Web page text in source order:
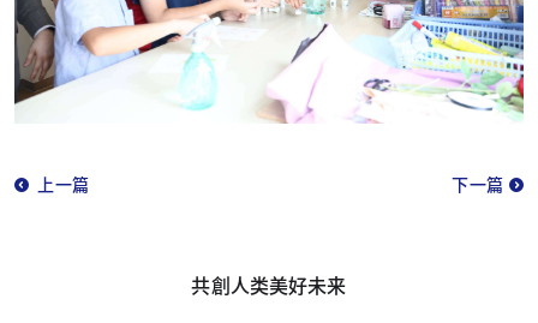
上一篇 下一篇
共創人类美好未来